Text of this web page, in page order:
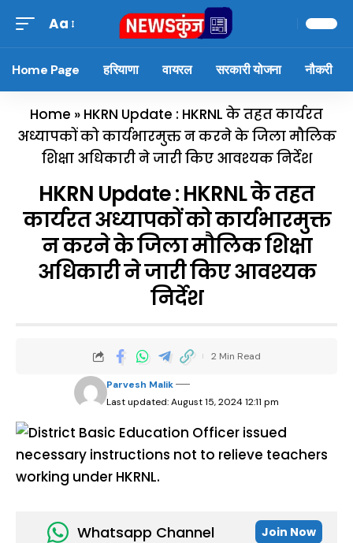
Aa
Home Page हरियाणा वायरल सरकारी योजना नौकरी
Home » HKRN Update : HKRNL के तहत कार्यरत
अध्यापकों को कार्यभारमुक्त न करने के जिला मौलिक
शिक्षा अधिकारी ने जारी किए आवश्यक निर्देश
HKRN Update : HKRNL के तहत
कार्यरत अध्यापकों को कार्यभारमुक्त
न करने के जिला मौलिक शिक्षा
अधिकारी ने जारी किए आवश्यक
निर्देश
Last updated: August 15, 2024 12:11 pm
Parvesh Malik
2 Min Read
Whatsapp Channel Join Now